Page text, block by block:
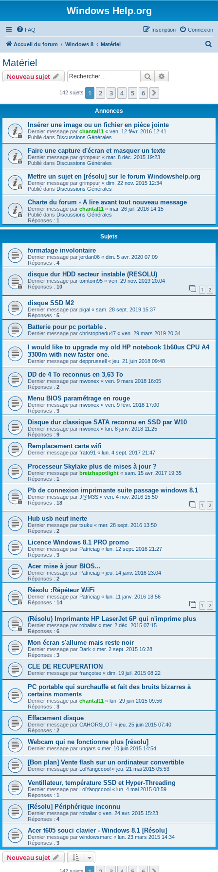
Windows Help.org
FAQ Connexion
Inscription
Accueil du forum Windows 8 Matériel
Matériel
Nouveau sujet Rechercher
142 sujets 1 2 3 4 5 6
Annonces
Insérer une image ou un fichier en pièce jointe
Dernier message par chantal11 « ven. 12 févr. 2016 12:41
Publié dans Discussions Générales
Faire une capture d'écran et masquer un texte
Dernier message par grimpeur « mar. 8 déc. 2015 19:23
Publié dans Discussions Générales
Mettre un sujet en [résolu] sur le forum Windowshelp.org
Dernier message par grimpeur « dim. 22 nov. 2015 12:34
Publié dans Discussions Générales
Charte du forum - A lire avant tout nouveau message
Dernier message par chantal11 « mar. 26 juil. 2016 14:15
Publié dans Discussions Générales
Réponses : 1
Sujets
formatage involontaire
Dernier message par jordan06 « dim. 5 avr. 2020 07:09
Réponses : 4
disque dur HDD secteur instable (RESOLU)
Dernier message par tomtom95 « ven. 29 nov. 2019 20:04
Réponses : 10 1 2
disque SSD M2
Dernier message par pigal « sam. 28 sept. 2019 15:37
Réponses : 5
Batterie pour pc portable .
Dernier message par christophedu47 « ven. 29 mars 2019 20:34
I would like to upgrade my old HP notebook 1b60us CPU A4
3300m with new faster one.
Dernier message par depprussell « jeu. 21 juin 2018 09:48
DD de 4 To reconnus en 3,63 To
Dernier message par mwonex « ven. 9 mars 2018 16:05
Réponses : 2
Menu BIOS paramétrage en rouge
Dernier message par mwonex « ven. 9 févr. 2018 17:00
Réponses : 3
Disque dur classique SATA reconnu en SSD par W10
Dernier message par mwonex « lun. 8 janv. 2018 11:25
Réponses : 9
Remplacement carte wifi
Dernier message par frato91 « lun. 4 sept. 2017 21:47
Processeur Skylake plus de mises à jour ?
Dernier message par breizhspotlight « sam. 15 avr. 2017 19:35
Réponses : 1
Pb de connexion imprimante suite passage windows 8.1
Dernier message par J@M3S « ven. 4 nov. 2016 15:50
Réponses : 18 1 2
Hub usb neuf inerte
Dernier message par txuku « mer. 28 sept. 2016 13:50
Réponses : 2
Licence Windows 8.1 PRO promo
Dernier message par Patriciag « lun. 12 sept. 2016 21:27
Réponses : 3
Acer mise à jour BIOS...
Dernier message par Patriciag « jeu. 14 janv. 2016 23:04
Réponses : 2
Résolu :Répéteur WiFi
Dernier message par Patriciag « lun. 11 janv. 2016 18:56
Réponses : 14 1 2
(Résolu) Imprimante HP LaserJet 6P qui n'imprime plus
Dernier message par roballar « mer. 2 déc. 2015 07:15
Réponses : 6
Mon écran s'allume mais reste noir
Dernier message par Dark « mer. 2 sept. 2015 16:28
Réponses : 3
CLE DE RECUPERATION
Dernier message par françoise « dim. 19 juil. 2015 08:22
PC portable qui surchauffe et fait des bruits bizarres à
certains moments
Dernier message par chantal11 « lun. 29 juin 2015 09:56
Réponses : 3
Effacement disque
Dernier message par CAHORSLOT « jeu. 25 juin 2015 07:40
Réponses : 2
Webcam qui ne fonctionne plus [résolu]
Dernier message par ungars « mer. 10 juin 2015 14:54
[Bon plan] Vente flash sur un ordinateur convertible
Dernier message par LolYangccool « jeu. 21 mai 2015 05:53
Ventillateur, température SSD et Hyper-Threading
Dernier message par LolYangccool « lun. 4 mai 2015 08:59
Réponses : 1
[Résolu] Périphérique inconnu
Dernier message par roballar « ven. 24 avr. 2015 15:23
Réponses : 4
Acer t605 souci clavier - Windows 8.1 [Résolu]
Dernier message par windowsmarc « lun. 23 mars 2015 14:34
Réponses : 3
Nouveau sujet